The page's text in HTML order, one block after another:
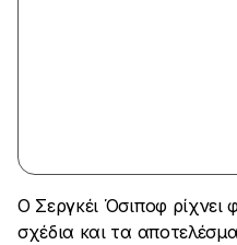
Ο Σεργκέι Όσιποφ
σχέδια και τα